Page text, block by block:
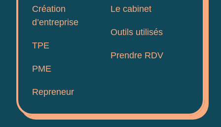
Création
d’entreprise
TPE
PME
Repreneur
Le cabinet
Outils utilisés
Prendre RDV